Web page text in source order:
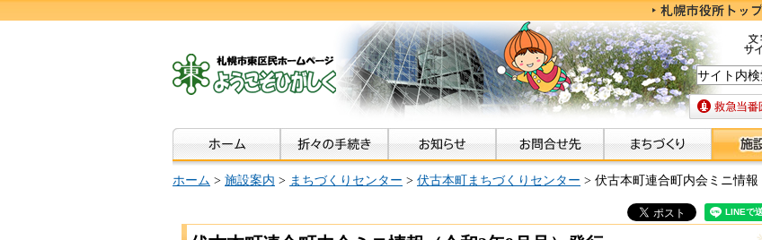
文字サ
救急当番医
ホーム > 施設案内 > まちづくりセンター > 伏古本町まちづくりセンター > 伏古本町連合町内会ミニ情